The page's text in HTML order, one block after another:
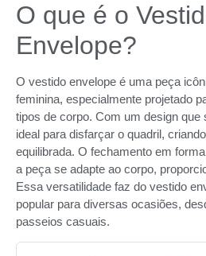
O que é o
Envelope?
O vestido envelope é uma peça
feminina, especialmente projetado
tipos de corpo. Com um design que
ideal para disfarçar o quadril,
equilibrada. O fechamento em
a peça se adapte ao corpo,
Essa versatilidade faz do vestido
popular para diversas ocasiões,
passeios casuais.